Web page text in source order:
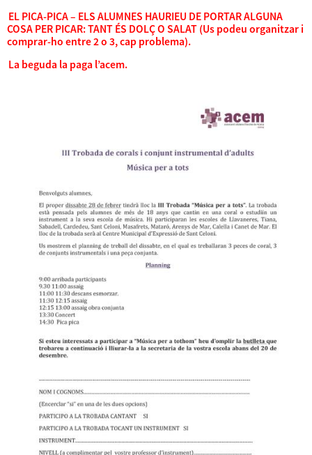
EL PICA-PICA – ELS ALUMNES HAURIEU DE PORTAR ALGUNA
COSA PER PICAR: TANT ÉS DOLÇ O SALAT (Us podeu organitzar i
comprar-ho entre 2 o 3, cap problema).
La beguda la paga l’acem.